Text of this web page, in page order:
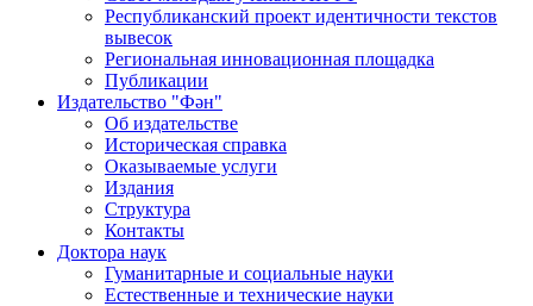
Республиканский проект идентичности текстов
вывесок
Региональная инновационная площадка
Публикации
Издательство "Фән"
Об издательстве
Историческая справка
Оказываемые услуги
Издания
Структура
Контакты
Доктора наук
Гуманитарные и социальные науки
Естественные и технические науки